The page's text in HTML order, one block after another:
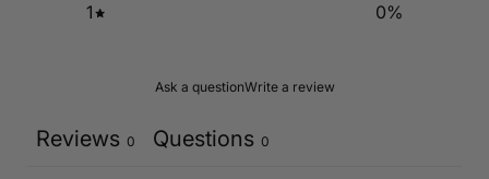
1
0%
Ask a questionWrite a review
Reviews 0 Questions 0